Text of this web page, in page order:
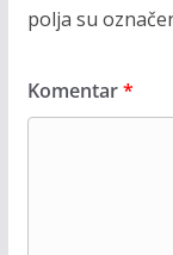
polja su
Komentar*